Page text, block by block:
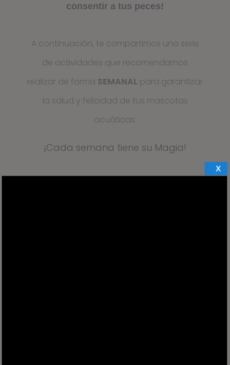
consentir a tus peces!
A continuación, te compartimos una serie
de actividades que recomendamos
realizar de forma SEMANAL para garantizar
la salud y felicidad de tus mascotas
acuáticas.
¡Cada semana tiene su Magia!
X